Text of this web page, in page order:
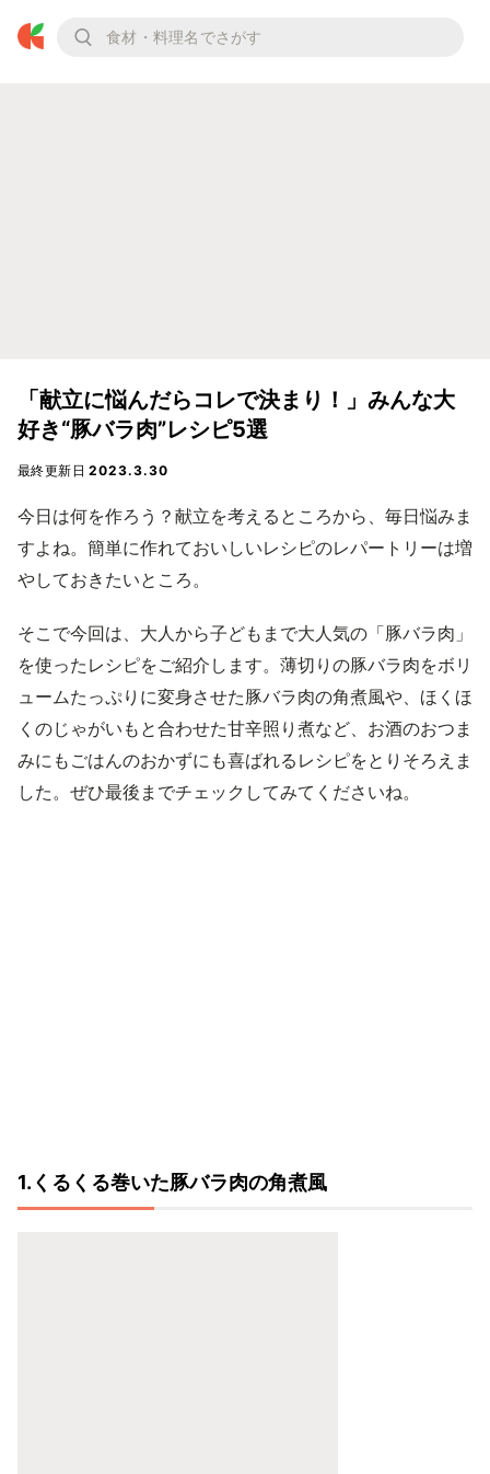
「献立に悩んだらコレで決まり！」みんな大
好き“豚バラ肉”レシピ5選
最終更新日2023.3.30
今日は何を作ろう？献立を考えるところから、毎日悩みま
すよね。簡単に作れておいしいレシピのレパートリーは増
やしておきたいところ。
そこで今回は、大人から子どもまで大人気の「豚バラ肉」
を使ったレシピをご紹介します。薄切りの豚バラ肉をボリ
ュームたっぷりに変身させた豚バラ肉の角煮風や、ほくほ
くのじゃがいもと合わせた甘辛照り煮など、お酒のおつま
みにもごはんのおかずにも喜ばれるレシピをとりそろえま
した。ぜひ最後までチェックしてみてくださいね。
1.くるくる巻いた豚バラ肉の角煮風